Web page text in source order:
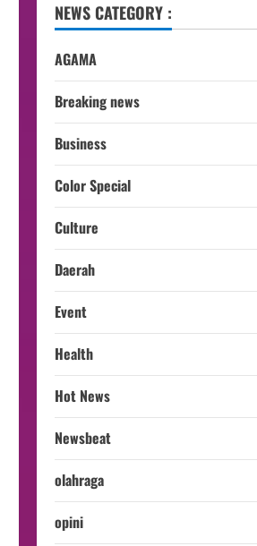
NEWS CATEGORY :
AGAMA
Breaking news
Business
Color Special
Culture
Daerah
Event
Health
Hot News
Newsbeat
olahraga
opini